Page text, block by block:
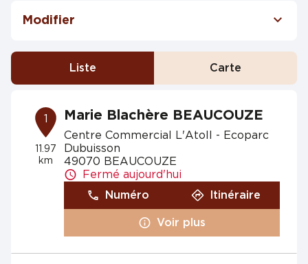
Modifier
Liste Carte
1
11.97
km
Marie Blachère BEAUCOUZE
Centre Commercial L'Atoll - Ecoparc
Dubuisson
49070 BEAUCOUZE
Fermé aujourd'hui
Numéro
Itinéraire
Voir plus